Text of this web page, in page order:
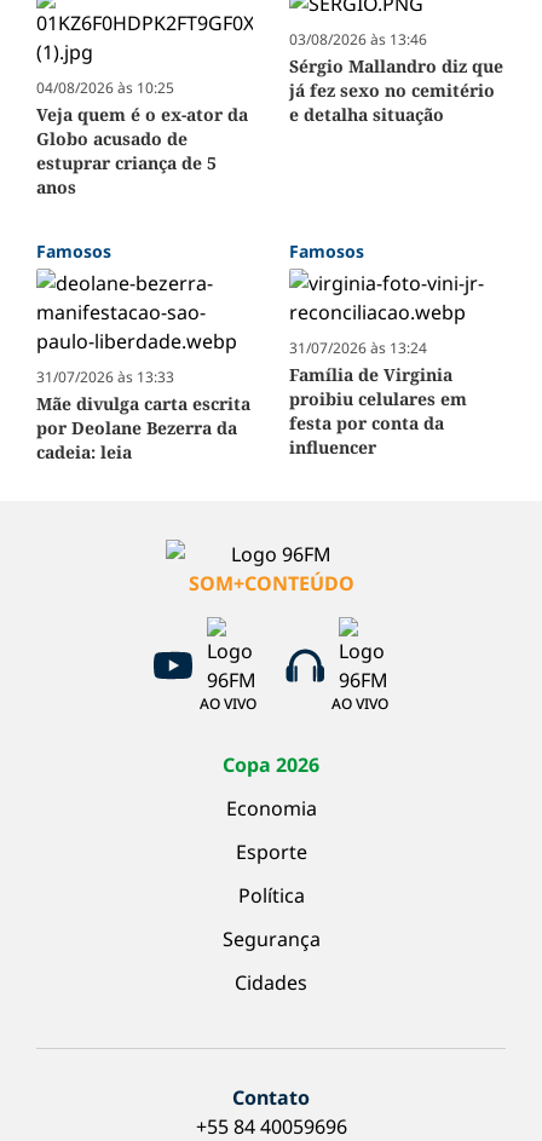
04/08/2026 às 10:25
Veja quem é o ex-ator da
Globo acusado de
estuprar criança de 5
anos
03/08/2026 às 13:46
Sérgio Mallandro diz que
já fez sexo no cemitério
e detalha situação
Famosos
31/07/2026 às 13:33
Mãe divulga carta escrita
por Deolane Bezerra da
cadeia: leia
Famosos
31/07/2026 às 13:24
Família de Virginia
proibiu celulares em
festa por conta da
influencer
SOM+CONTEÚDO
AO VIVO AO VIVO
Copa 2026
Economia
Esporte
Política
Segurança
Cidades
Contato
+55 84 40059696